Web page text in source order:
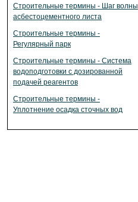
Строительные термины - Шаг волны
асбестоцементного листа
Строительные термины -
Регулярный парк
Строительные термины - Система
водоподготовки с дозированной
подачей реагентов
Строительные термины -
Уплотнение осадка сточных вод